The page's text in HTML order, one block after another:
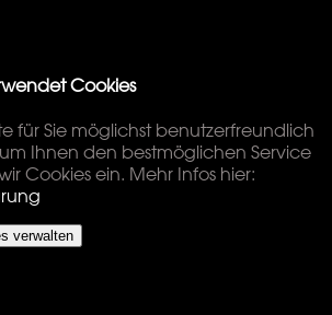
Cookies
für Sie möglichst benutzerfreundlich
Ihnen den bestmöglichen Service
Cookies ein. Mehr Infos hier:
verwalten